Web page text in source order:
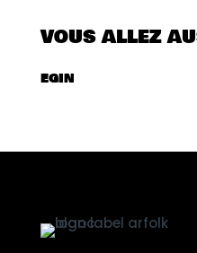
VOUS ALLEZ
EGIN